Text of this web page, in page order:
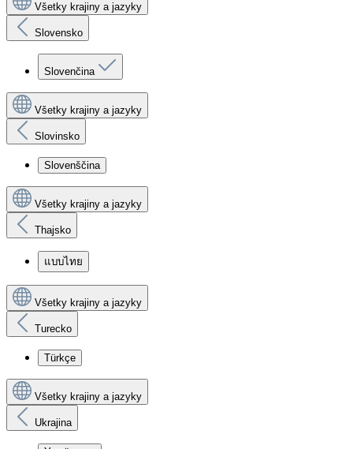
Všetky krajiny a jazyky
Slovensko
Slovenčina
Všetky krajiny a jazyky
Slovinsko
Slovenščina
Všetky krajiny a jazyky
Thajsko
แบบไทย
Všetky krajiny a jazyky
Turecko
Türkçe
Všetky krajiny a jazyky
Ukrajina